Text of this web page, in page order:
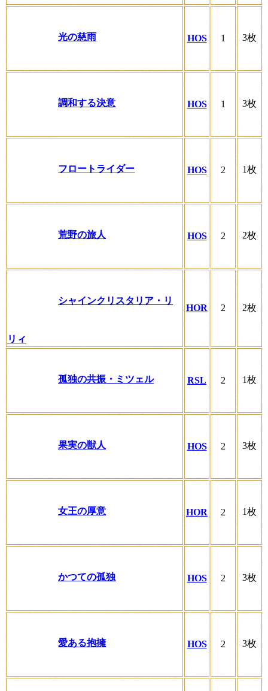
光の慈雨 HOS 1 3枚
調和する決意 HOS 1 3枚
フロートライダー HOS 2 1枚
荒野の旅人 HOS 2 2枚
シャインクリスタリア・リ
リィ
HOR 2 2枚
孤独の共振・ミツェル RSL 2 1枚
果実の獣人 HOS 2 3枚
女王の厚意 HOR 2 1枚
かつての孤独 HOS 2 3枚
愛ある抱擁 HOS 2 3枚